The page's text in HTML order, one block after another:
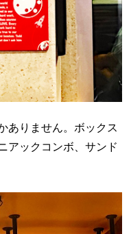
ありません。ボックス
アックコンボ、サンド